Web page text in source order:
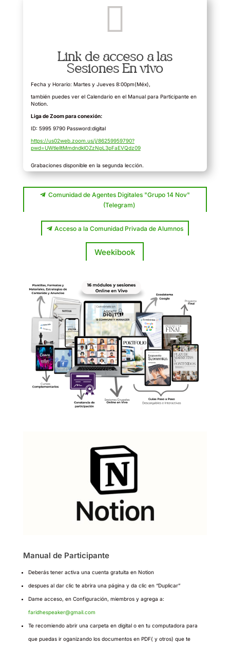

Link de acceso a las
Sesiones En vivo
Fecha y Horario: Martes y Jueves 8:00pm(Méx),
también puedes ver el Calendario en el Manual para Participante en
Notion.
Liga de Zoom para conexión:
ID: 5995 9790 Password:digital
https://us02web.zoom.us/j/86259959790?
pwd=UWtlelltMmdndklOZzNpL3pFaEVQdz09
Grabaciones disponible en la segunda lección.
Comunidad de Agentes Digitales "Grupo 14 Nov"
(Telegram)
Acceso a la Comunidad Privada de Alumnos
Weekibook
Manual de Participante
Deberás tener activa una cuenta gratuita en Notion
despues al dar clic te abrira una página y da clic en “Duplicar”
Dame acceso, en Configuración, miembros y agrega a:
faridhespeaker@gmail.com
Te recomiendo abrir una carpeta en digital o en tu computadora para
que puedas ir oganizando los documentos en PDF( y otros) que te